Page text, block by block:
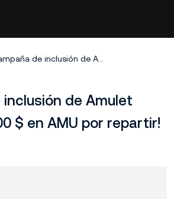
Campaña de inclusión de Amulet (AMU), ¡58 000 $ en AMU por repartir!
de Amulet
$ en AMU por repartir!